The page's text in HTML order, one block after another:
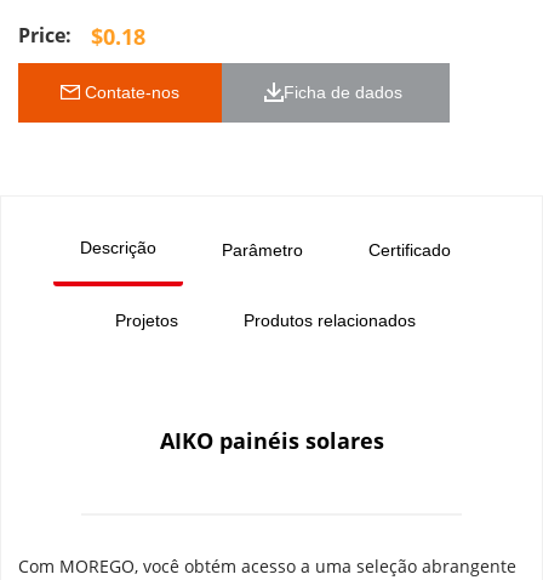
$0.18
Contate-nos Ficha de dados
Descrição Parâmetro Certificado
Projetos Produtos relacionados
AIKO painéis solares
Com MOREGO, você obtém acesso a uma seleção abrangente